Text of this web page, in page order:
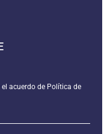
acuerdo de Política de